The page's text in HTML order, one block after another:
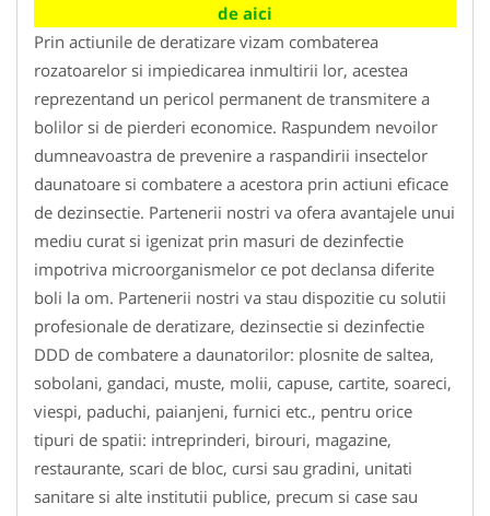
de aici
Prin actiunile de deratizare vizam combaterea
rozatoarelor si impiedicarea inmultirii lor, acestea
reprezentand un pericol permanent de transmitere a
bolilor si de pierderi economice. Raspundem nevoilor
dumneavoastra de prevenire a raspandirii insectelor
daunatoare si combatere a acestora prin actiuni eficace
de dezinsectie. Partenerii nostri va ofera avantajele unui
mediu curat si igenizat prin masuri de dezinfectie
impotriva microorganismelor ce pot declansa diferite
boli la om. Partenerii nostri va stau dispozitie cu solutii
profesionale de deratizare, dezinsectie si dezinfectie
DDD de combatere a daunatorilor: plosnite de saltea,
sobolani, gandaci, muste, molii, capuse, cartite, soareci,
viespi, paduchi, paianjeni, furnici etc., pentru orice
tipuri de spatii: intreprinderi, birouri, magazine,
restaurante, scari de bloc, cursi sau gradini, unitati
sanitare si alte institutii publice, precum si case sau